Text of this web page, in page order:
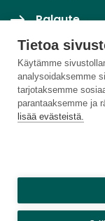
Tietoa
Käytämme
analysoidaksemme
tarjotaksemme
parantaaksemme ja
lisää evästeistä.
Palaute
Twitter / X